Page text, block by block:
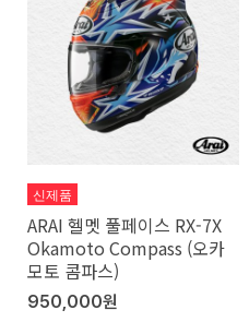
신제품
ARAI 헬멧 풀페이스 RX-7X
Okamoto Compass (오카
모토 콤파스)
950,000원